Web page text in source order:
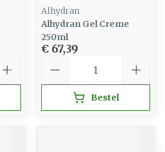
Alhydran
Alhydran Gel Creme
250ml
€ 67,39
Bestel